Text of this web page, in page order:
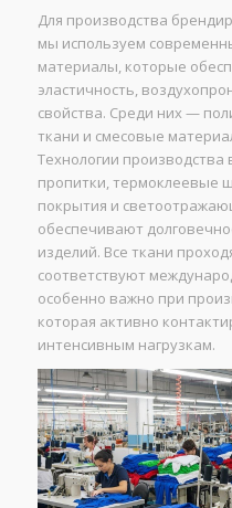
Для производства
мы используем
материалы, которые
эластичность,
свойства. Среди них —
ткани и смесовые
Технологии
пропитки, термоклеевые
покрытия и
обеспечивают
изделий. Все ткани
соответствуют
особенно важно при
которая активно
интенсивным нагрузкам.